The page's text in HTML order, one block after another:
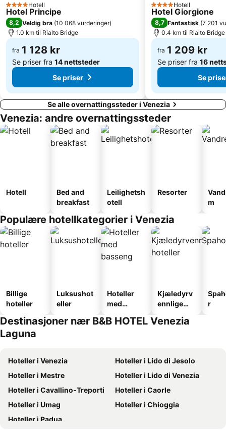
Rosolina Mare
Duna Verde
Mercerie
Campo San Polo
Giudecca
Campo di San Stefano
4 Stjerner
Hotell
Hotel Principe
8,2 Veldig bra (10 068 vurderinger)
1.0 km til Rialto Bridge
fra 1 128 kr
Se priser fra 14 nettsteder
Se priser
4 Stjerner
Hotell
Hotel Giorgione
8,7 Fantastisk (7 201
0.4 km til Rialto Bridge
fra 1 209 kr
Se priser fra 16
Se
Se alle overnattingssteder i Venezia
Venezia: andre overnattingssteder
Hotell
Bed and
breakfast
Leilighetsh
otell
Resorter
m
Populære hotellkategorier i Venezia
Billige
hoteller
Luksushot
eller
Hoteller
med
Kjæledyrv
ennlige
r
Destinasjoner nær B&B HOTEL Venezia
Laguna
Hoteller i Venezia
Hoteller i Lido di Jesolo
Hoteller i Mestre
Hoteller i Lido di Venezia
Hoteller i Cavallino-Treporti
Hoteller i Caorle
Hoteller i Umag
Hoteller i Chioggia
Hoteller i Padua